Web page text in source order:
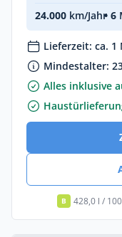
24.000 km/Jahr• 6
Lieferzeit: ca. 1
Mindestalter:
Alles inklusive
B 428,0 l /